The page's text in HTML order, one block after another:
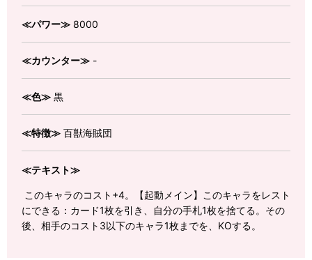
≪パワー≫ 8000
≪カウンター≫ -
≪色≫ 黒
≪特徴≫ 百獣海賊団
≪テキスト≫
このキャラのコスト+4。【起動メイン】このキャラをレスト
にできる：カード1枚を引き、自分の手札1枚を捨てる。その
後、相手のコスト3以下のキャラ1枚までを、KOする。